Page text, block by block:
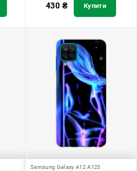
430 ₴ Купити
Samsung Galaxy A12 A125